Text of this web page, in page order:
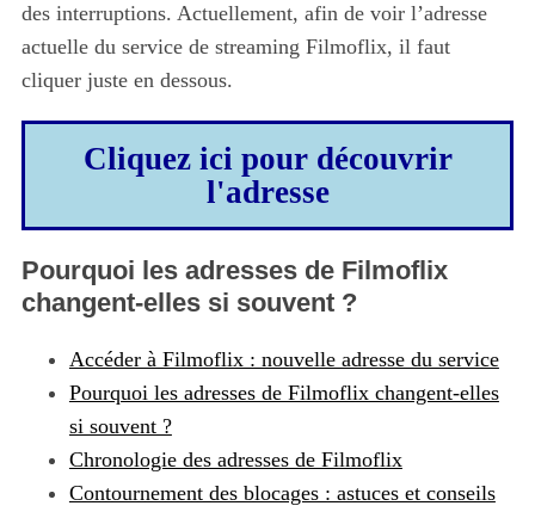
des interruptions. Actuellement, afin de voir l’adresse
actuelle du service de streaming Filmoflix, il faut
cliquer juste en dessous.
Cliquez ici pour découvrir
l'adresse
Pourquoi les adresses de Filmoflix
changent-elles si souvent ?
Accéder à Filmoflix : nouvelle adresse du service
Pourquoi les adresses de Filmoflix changent-elles
si souvent ?
Chronologie des adresses de Filmoflix
Contournement des blocages : astuces et conseils